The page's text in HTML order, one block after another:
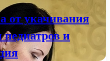
от укачивания
и